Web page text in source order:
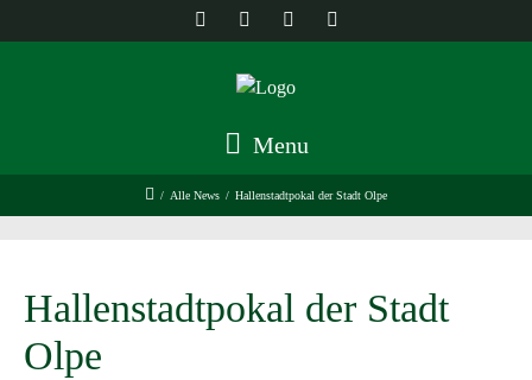
Menu
/ Alle News / Hallenstadtpokal der Stadt Olpe
Hallenstadtpokal der Stadt
Olpe